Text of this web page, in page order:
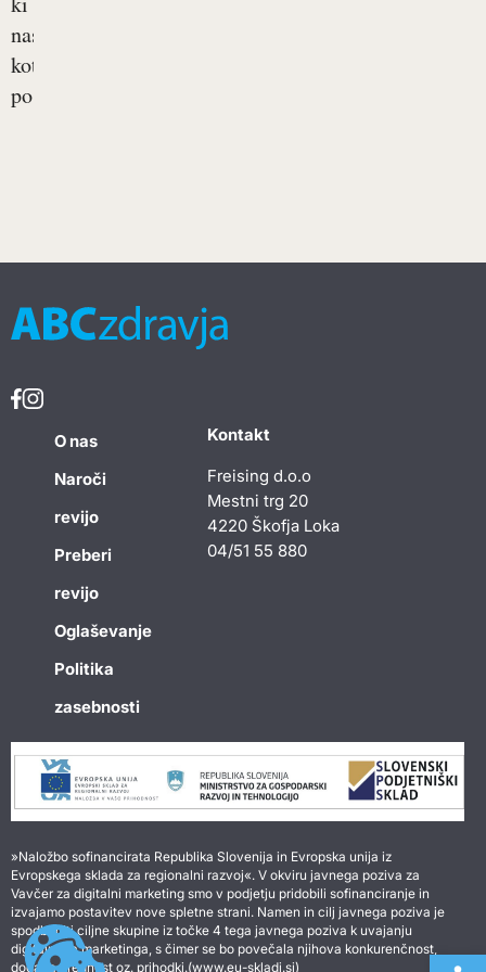
nastanejo
kot
posledica...
O nas
Naroči
revijo
Preberi
revijo
Oglaševanje
Politika
zasebnosti
Kontakt
Freising d.o.o
Mestni trg 20
4220 Škofja Loka
04/51 55 880
»Naložbo sofinancirata Republika Slovenija in Evropska unija iz
Evropskega sklada za regionalni razvoj«. V okviru javnega poziva za
Vavčer za digitalni marketing smo v podjetju pridobili sofinanciranje in
izvajamo postavitev nove spletne strani. Namen in cilj javnega poziva je
spodbuditi ciljne skupine iz točke 4 tega javnega poziva k uvajanju
digitalnega marketinga, s čimer se bo povečala njihova konkurenčnost,
dodana vrednost oz. prihodki.(www.eu-skladi.si)